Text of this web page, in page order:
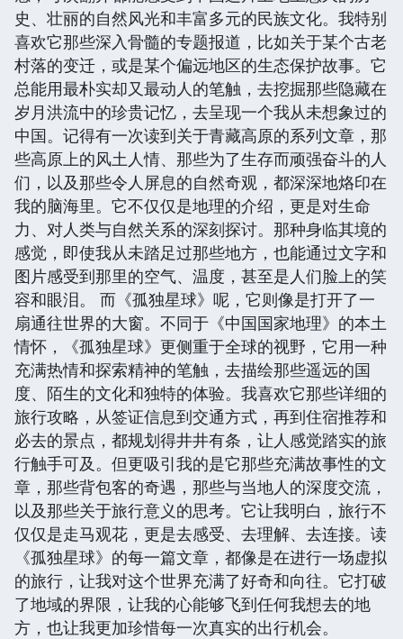
史、壮丽的自然风光和丰富多元的民族文化。我特别
喜欢它那些深入骨髓的专题报道，比如关于某个古老
村落的变迁，或是某个偏远地区的生态保护故事。它
总能用最朴实却又最动人的笔触，去挖掘那些隐藏在
岁月洪流中的珍贵记忆，去呈现一个我从未想象过的
中国。记得有一次读到关于青藏高原的系列文章，那
些高原上的风土人情、那些为了生存而顽强奋斗的人
们，以及那些令人屏息的自然奇观，都深深地烙印在
我的脑海里。它不仅仅是地理的介绍，更是对生命
力、对人类与自然关系的深刻探讨。那种身临其境的
感觉，即使我从未踏足过那些地方，也能通过文字和
图片感受到那里的空气、温度，甚至是人们脸上的笑
容和眼泪。 而《孤独星球》呢，它则像是打开了一
扇通往世界的大窗。不同于《中国国家地理》的本土
情怀，《孤独星球》更侧重于全球的视野，它用一种
充满热情和探索精神的笔触，去描绘那些遥远的国
度、陌生的文化和独特的体验。我喜欢它那些详细的
旅行攻略，从签证信息到交通方式，再到住宿推荐和
必去的景点，都规划得井井有条，让人感觉踏实的旅
行触手可及。但更吸引我的是它那些充满故事性的文
章，那些背包客的奇遇，那些与当地人的深度交流，
以及那些关于旅行意义的思考。它让我明白，旅行不
仅仅是走马观花，更是去感受、去理解、去连接。读
《孤独星球》的每一篇文章，都像是在进行一场虚拟
的旅行，让我对这个世界充满了好奇和向往。它打破
了地域的界限，让我的心能够飞到任何我想去的地
方，也让我更加珍惜每一次真实的出行机会。